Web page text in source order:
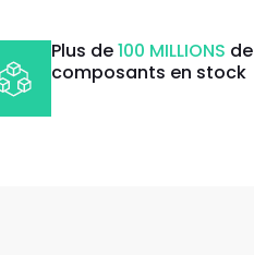
Plus de100 MILLIONS de
composants en stock